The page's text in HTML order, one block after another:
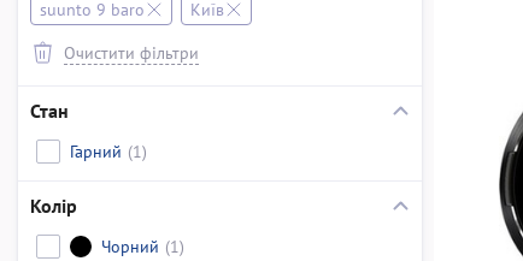
suunto 9 baro
Київ
Очистити фільтри
Стан
Гарний (1)
Колір
Чорний (1)